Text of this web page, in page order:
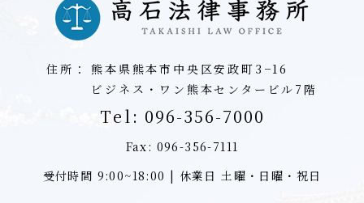
住所：
熊本県熊本市中央区安政町3−16
ビジネス・ワン熊本センタービル7階
Tel: 096-356-7000
Fax: 096-356-7111
受付時間 9:00~18:00 | 休業日 土曜・日曜・祝日